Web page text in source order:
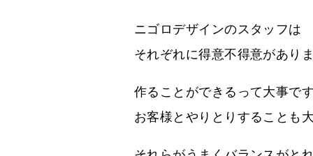
ニゴロデザインのスタッフは
それぞれに得意不得意がありま
作ることができるって大事で
お客様とやりとりすることも大